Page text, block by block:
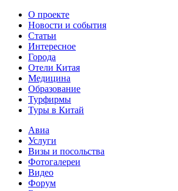
О проекте
Новости и события
Статьи
Интересное
Города
Отели Китая
Медицина
Образование
Турфирмы
Туры в Китай
Авиа
Услуги
Визы и посольства
Фотогалереи
Видео
Форум